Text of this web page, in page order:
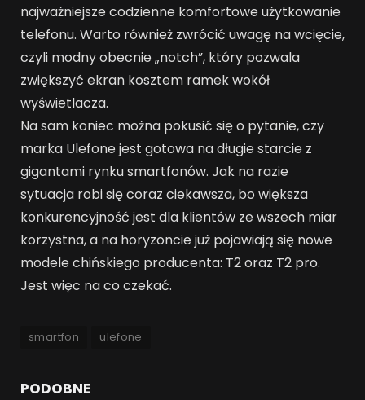
najważniejsze codzienne komfortowe użytkowanie
telefonu. Warto również zwrócić uwagę na wcięcie,
czyli modny obecnie „notch”, który pozwala
zwiększyć ekran kosztem ramek wokół
wyświetlacza.
Na sam koniec można pokusić się o pytanie, czy
marka Ulefone jest gotowa na długie starcie z
gigantami rynku smartfonów. Jak na razie
sytuacja robi się coraz ciekawsza, bo większa
konkurencyjność jest dla klientów ze wszech miar
korzystna, a na horyzoncie już pojawiają się nowe
modele chińskiego producenta: T2 oraz T2 pro.
Jest więc na co czekać.
smartfon ulefone
PODOBNE